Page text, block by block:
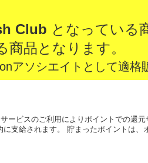
Club となっている
商品となります。
アソシエイトとして適格
ービスのご利用によりポイントでの還
支給されます。 貯まったポイントは